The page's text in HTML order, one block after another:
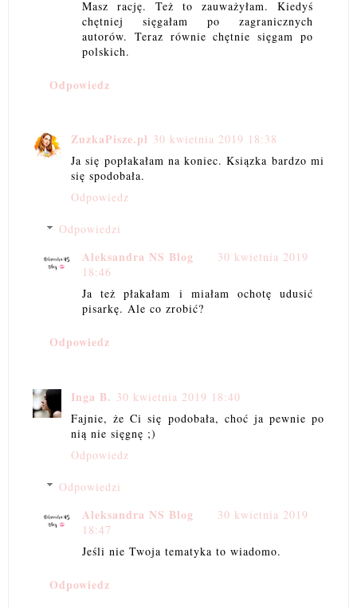
Masz rację. Też to zauważyłam. Kiedyś
chętniej sięgałam po zagranicznych
autorów. Teraz równie chętnie sięgam po
polskich.
Odpowiedz
ZuzkaPisze.pl 30 kwietnia 2019 18:38
Ja się popłakałam na koniec. Ksiązka bardzo mi
się spodobała.
Odpowiedz
Odpowiedzi
Aleksandra NS Blog
30 kwietnia 2019
18:46
Ja też płakałam i miałam ochotę udusić
pisarkę. Ale co zrobić?
Odpowiedz
Inga B. 30 kwietnia 2019 18:40
Fajnie, że Ci się podobała, choć ja pewnie po
nią nie sięgnę ;)
Odpowiedz
Odpowiedzi
Aleksandra NS Blog
30 kwietnia 2019
18:47
Jeśli nie Twoja tematyka to wiadomo.
Odpowiedz